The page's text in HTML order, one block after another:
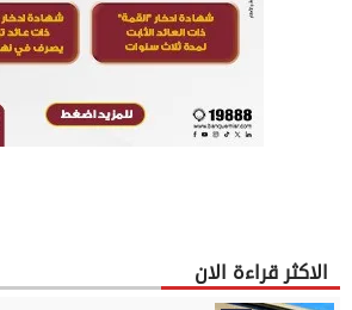
الاكثر قراءة الان